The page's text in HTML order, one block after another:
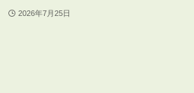
2026年7月25日